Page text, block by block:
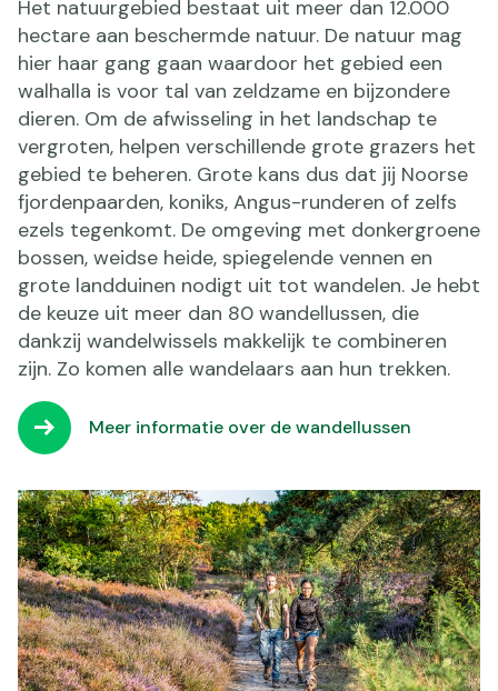
Het natuurgebied bestaat uit meer dan 12.000
hectare aan beschermde natuur. De natuur mag
hier haar gang gaan waardoor het gebied een
walhalla is voor tal van zeldzame en bijzondere
dieren. Om de afwisseling in het landschap te
vergroten, helpen verschillende grote grazers het
gebied te beheren. Grote kans dus dat jij Noorse
fjordenpaarden, koniks, Angus-runderen of zelfs
ezels tegenkomt. De omgeving met donkergroene
bossen, weidse heide, spiegelende vennen en
grote landduinen nodigt uit tot wandelen. Je hebt
de keuze uit meer dan 80 wandellussen, die
dankzij wandelwissels makkelijk te combineren
zijn. Zo komen alle wandelaars aan hun trekken.
Meer informatie over de wandellussen